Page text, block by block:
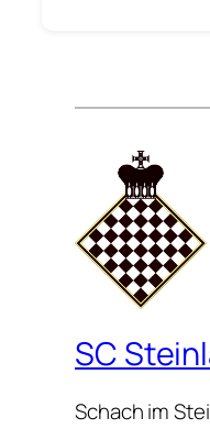
SC
Schach im